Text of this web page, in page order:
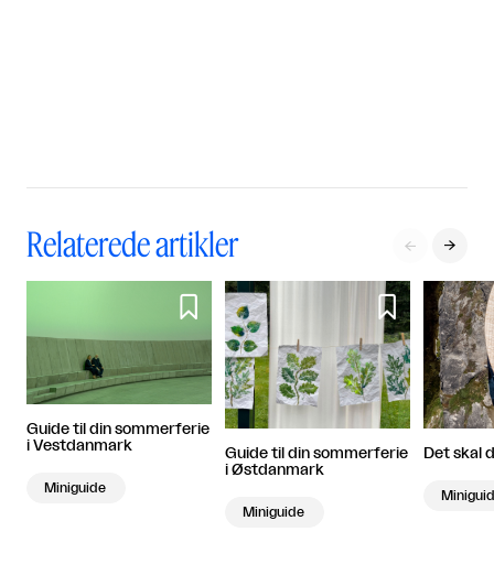
Relaterede artikler  

Guide til din sommerferie
i Vestdanmark
Miniguide

Guide til din sommerferie
i Østdanmark
Miniguide
Det skal